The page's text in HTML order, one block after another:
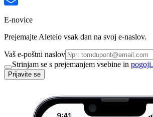
E-novice
Prejemajte Aleteio vsak dan na svoj e-naslov.
Vaš e-poštni naslov
Strinjam se s prejemanjem vsebine in pogoji.
Prijavite se